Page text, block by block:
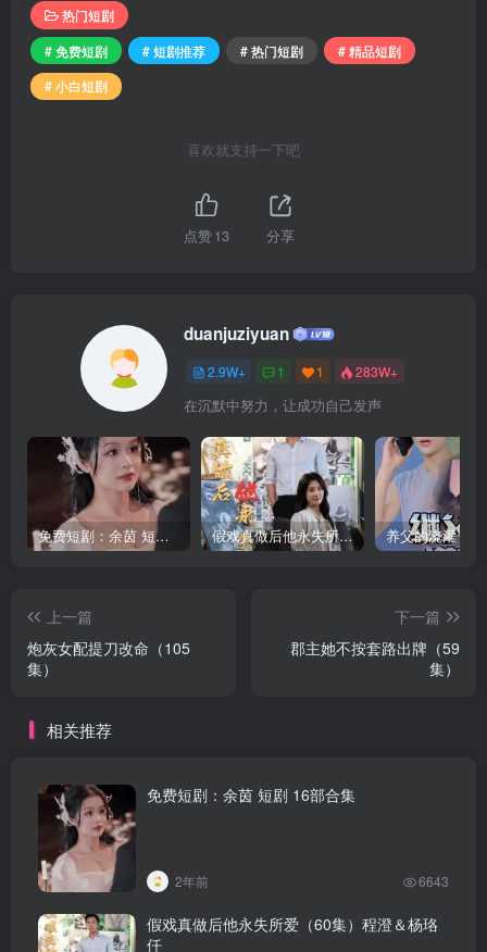
热门短剧
# 免费短剧
# 短剧推荐 # 热门短剧
# 精品短剧
# 小白短剧
喜欢就支持一下吧
点赞13 分享
duanjuziyuan
2.9W+ 1 1 283W+
在沉默中努力，让成功自己发声
免费短剧：余茵 短剧 16部合集 假戏真做后他永失所爱（60集）程澄＆杨珞仟
上一篇
炮灰女配提刀改命（105
集）
下一篇
郡主她不按套路出牌（59
集）
相关推荐
免费短剧：余茵 短剧 16部合集
2年前 6643
假戏真做后他永失所爱（60集）程澄＆杨珞
仟